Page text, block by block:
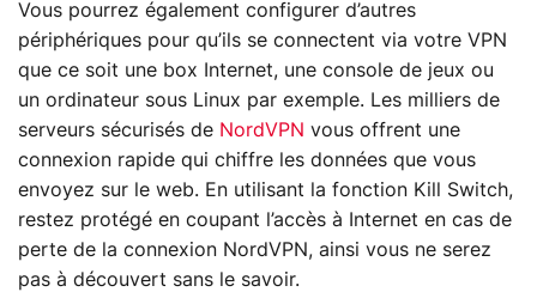
Vous pourrez également configurer d’autres
périphériques pour qu’ils se connectent via votre VPN
que ce soit une box Internet, une console de jeux ou
un ordinateur sous Linux par exemple. Les milliers de
serveurs sécurisés de NordVPN vous offrent une
connexion rapide qui chiffre les données que vous
envoyez sur le web. En utilisant la fonction Kill Switch,
restez protégé en coupant l’accès à Internet en cas de
perte de la connexion NordVPN, ainsi vous ne serez
pas à découvert sans le savoir.